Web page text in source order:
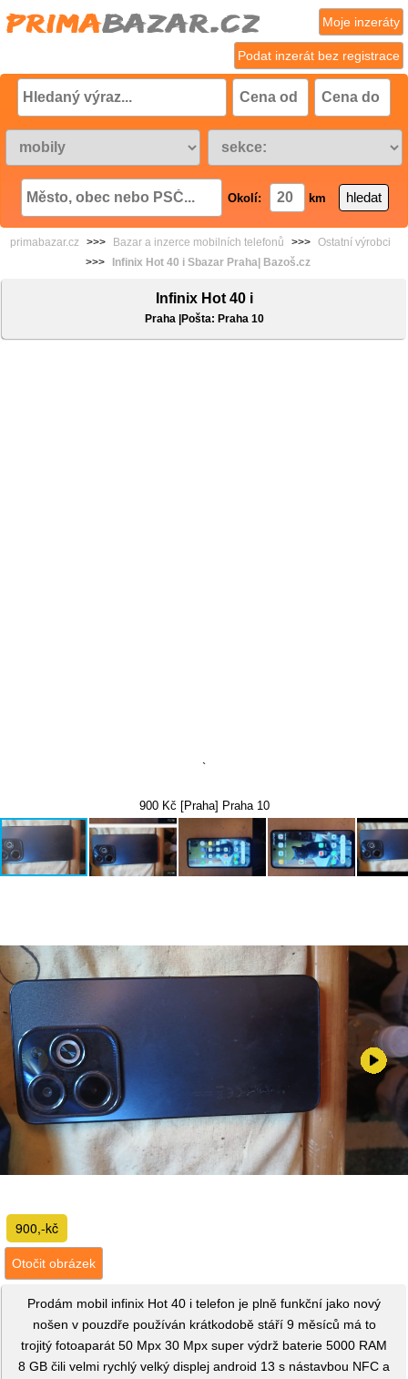
Podat inzerát bez registrace
Moje inzeráty
Okolí: km
primabazar.cz >>> Bazar a inzerce mobilních telefonů >>> Ostatní výrobci
>>>
Infinix Hot 40 i Sbazar Praha| Bazoš.cz
Infinix Hot 40 i
Praha |Pošta: Praha 10
`
900 Kč [Praha] Praha 10
900,-kč
Otočit obrázek
Prodám mobil infinix Hot 40 i telefon je plně funkční jako nový
nošen v pouzdře používán krátkodobě stáří 9 měsíců má to
trojitý fotoaparát 50 Mpx 30 Mpx super výdrž baterie 5000 RAM
8 GB čili velmi rychlý velký displej android 13 s nástavbou NFC a